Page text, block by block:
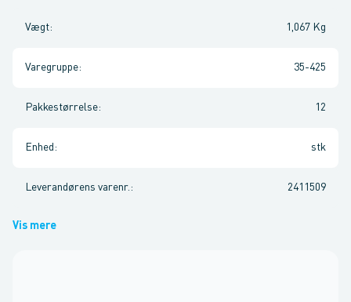
Vægt: 1,067 Kg
Varegruppe: 35-425
Pakkestørrelse: 12
Enhed : stk
Leverandørens varenr. : 2411509
Vis mere